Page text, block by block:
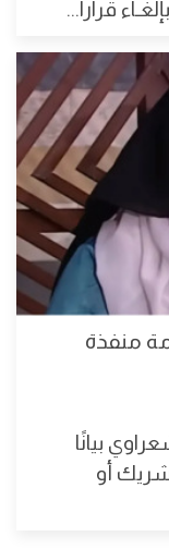
قرارا...
منفذة
بيانًا
أو